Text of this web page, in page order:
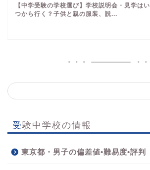
【中学受験の学校選び】学校説明会・見学はい
つから行く？子供と親の服装、説...
受験中学校の情報
東京都・男子の偏差値•難易度•評判